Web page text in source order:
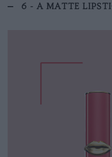
6 - A MATTE